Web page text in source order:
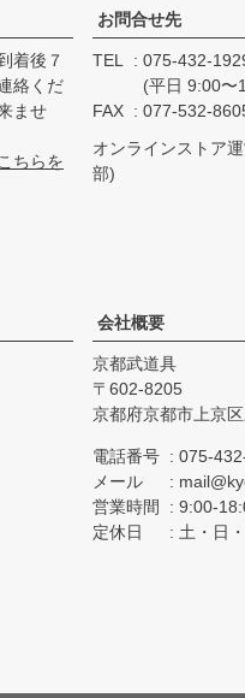
着後７
絡くだ
ませ
ちらを
お問合せ先
TEL
075-432-
(平日 9:00〜
FAX
077-532-
オンラインストア
部)
会社概要
京都武道具
602-8205
京都府京都市上京
電話番号
075-
メール
営業時間
9:00-
定休日
土・日